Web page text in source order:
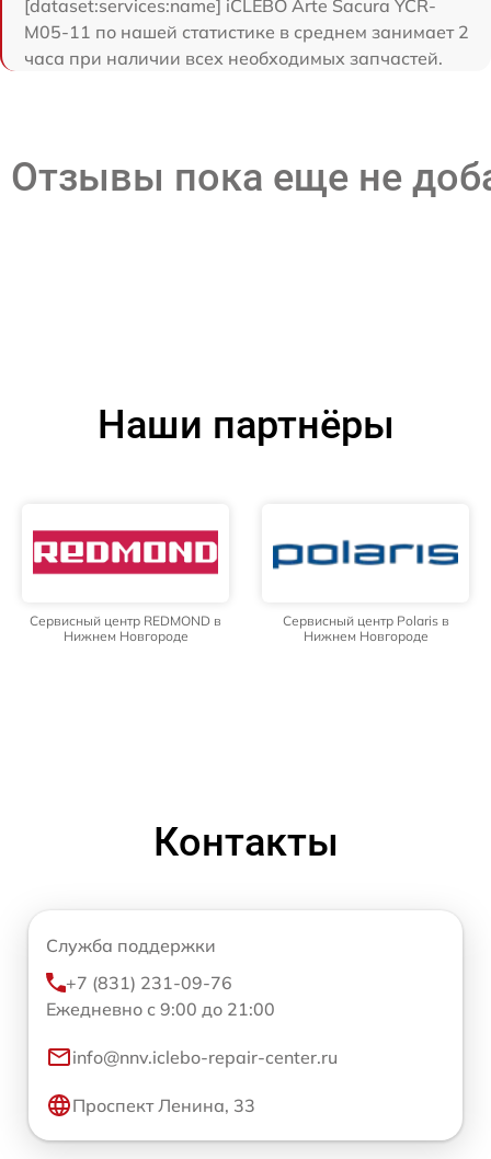
[dataset:services:name] iCLEBO Arte Sacura YCR-
M05-11 по нашей статистике в среднем занимает 2
часа при наличии всех необходимых запчастей.
Отзывы пока еще не
Наши партнёры
Сервисный центр REDMOND в
Нижнем Новгороде
Сервисный центр Polaris в
Нижнем Новгороде
Контакты
Служба поддержки
+7 (831) 231-09-76
Ежедневно с 9:00 до 21:00
info@nnv.iclebo-repair-center.ru
Проспект Ленина, 33